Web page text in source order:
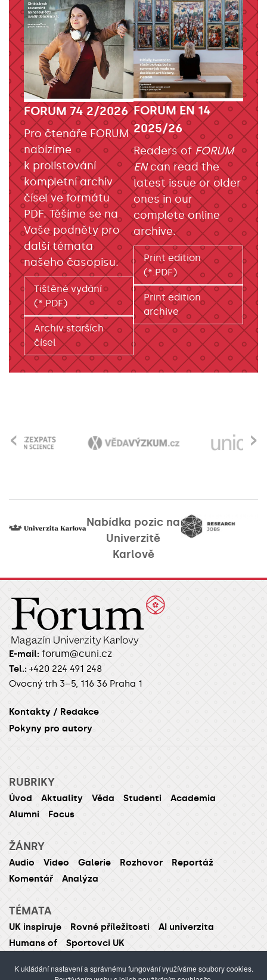
FORUM 74 2/2026
Pro čtenáře FORUM
nabízíme
k prolistování
kompletní archiv
čísel ve formátu
PDF. Těšíme se na
Vaše podněty pro
další témata
našeho časopisu.
Tištěné vydání
(*.PDF)
Archiv starších
čísel
FORUM EN 14
2025/26
Readers of FORUM
ENcan read the
latest issue or older
ones in our
complete online
archive.
Print edition
(*.PDF)
Print edition
archive
›
‹
Nabídka pozic na
Univerzitě
Karlově
E-mail: forum@cuni.cz
Tel.: +420 224 491 248
Ovocný trh 3–5, 116 36 Praha 1
Kontakty / Redakce
Pokyny pro autory
RUBRIKY
Úvod Aktuality Věda Studenti
Academia
Alumni
Focus
ŽÁNRY
Audio Video Galerie Rozhovor
Reportáž
Komentář
Analýza
TÉMATA
UK inspiruje Rovné příležitosti
AI univerzita
Humans of
Sportovci UK
K ukládání nastavení a správnému fungování využíváme soubory cookies.